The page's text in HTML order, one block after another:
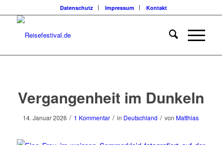
Datenschutz Impressum Kontakt
Vergangenheit im Dunkeln
14. Januar 2026 / 1 Kommentar / in Deutschland / von Matthias